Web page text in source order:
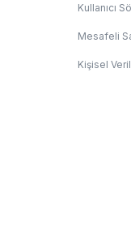
Kullanıcı
Mesafeli
Kişisel